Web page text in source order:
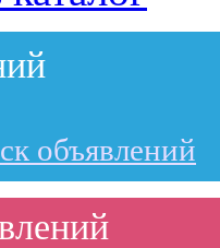
объявлений